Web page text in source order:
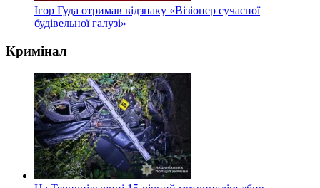
Ігор Гуда отримав відзнаку «Візіонер сучасної
будівельної галузі»
Кримінал